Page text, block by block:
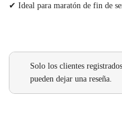
✔ Ideal para maratón de fin de
Solo los clientes
pueden dejar una reseña.